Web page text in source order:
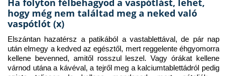
Ha folyton félbehagyod a vaspótlást, lehet,
hogy még nem találtad meg a neked való
vaspótlót (x)
Elszántan hazatérsz a patikából a vastablettával, de pár nap
után elmegy a kedved az egésztől, mert reggelente éhgyomorra
kellene bevenned, amitől rosszul leszel. Vagy órákat kellene
várnod utána a kávéval, a tejről meg a kalciumtablettádról pedig